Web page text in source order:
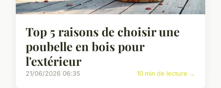
Top 5 raisons de choisir une
poubelle en bois pour
l'extérieur
21/06/2026 06:35 10 min de lecture →